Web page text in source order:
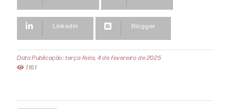
Linkedin Blogger
Data Publicação: terça-feira, 4 de fevereiro de 2025
1161